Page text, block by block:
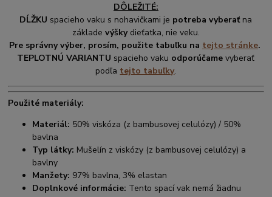
DÔLEŽITÉ:
DĹŽKU spacieho vaku s nohavičkami je potreba vyberať na
základe výšky dieťatka, nie veku.
Pre správny výber, prosím, použite tabuľku na tejto stránke.
TEPLOTNÚ VARIANTU spacieho vaku odporúčamevyberať
podľa tejto tabuľky.
Použité materiály:
Materiál: 50% viskóza (z bambusovej celulózy) / 50%
bavlna
Typ látky: Mušelín z viskózy (z bambusovej celulózy) a
bavlny
Manžety: 97% bavlna, 3% elastan
Doplnkové informácie: Tento spací vak nemá žiadnu